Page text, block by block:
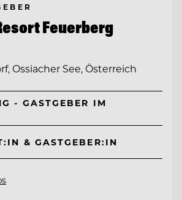
Feuerberg
Ossiacher See, Österreich
- GASTGEBER IM
& GASTGEBER:IN